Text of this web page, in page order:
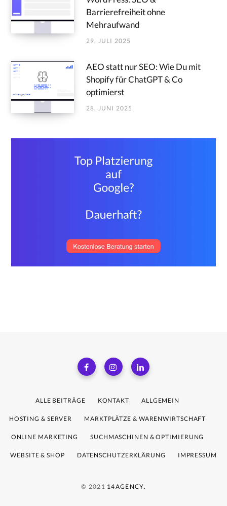
Barrierefreiheit ohne
Mehraufwand
29. JULI 2025
AEO statt nur SEO: Wie Du mit
Shopify für ChatGPT & Co
optimierst
28. JUNI 2025
ALLE BEITRÄGE KONTAKT ALLGEMEIN
HOSTING & SERVER MARKTPLÄTZE & WARENWIRTSCHAFT
ONLINE MARKETING SUCHMASCHINEN & OPTIMIERUNG
WEBSITE & SHOP DATENSCHUTZERKLÄRUNG IMPRESSUM
© 2021 14AGENCY.